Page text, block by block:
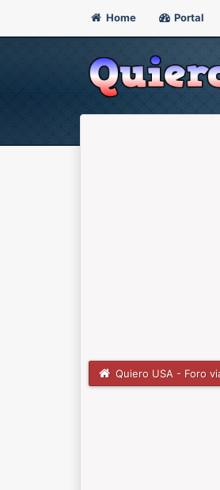
Home Portal
Quiero USA - Foro